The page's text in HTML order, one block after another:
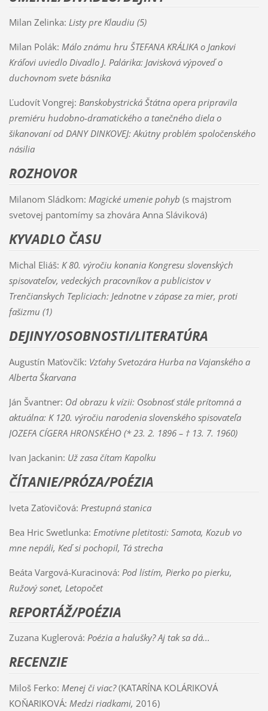
Milan Zelinka: Listy pre Klaudiu (5)
Milan Polák: Málo známu hru ŠTEFANA KRÁLIKA o Jankovi
Kráľovi uviedlo Divadlo J. Palárika: Javisková výpoveď o
duchovnom svete básnika
Ľudovít Vongrej: Banskobystrická Štátna opera pripravila
premiéru hudobno-dramatického a tanečného diela o
šikanovaní od DANY DINKOVEJ: Akútny problém spoločenského
násilia
ROZHOVOR
Milanom Sládkom: Magické umenie pohyb (s majstrom
svetovej pantomímy sa zhovára Anna Sláviková)
KYVADLO ČASU
Michal Eliáš: K 80. výročiu konania Kongresu slovenských
spisovateľov, vedeckých pracovníkov a publicistov v
Trenčianskych Tepliciach: Jednotne v zápase za mier, proti
fašizmu (1)
DEJINY/OSOBNOSTI/LITERATÚRA
Augustín Maťovčík: Vzťahy Svetozára Hurba na Vajanského a
Alberta Škarvana
Ján Švantner: Od obrazu k vízii: Osobnosť stále prítomná a
aktuálna: K 120. výročiu narodenia slovenského spisovateľa
JOZEFA CÍGERA HRONSKÉHO (* 23. 2. 1896 – † 13. 7. 1960)
Ivan Jackanin: Už zasa čítam Kapolku
ČÍTANIE/PRÓZA/POÉZIA
Iveta Zaťovičová: Prestupná stanica
Bea Hric Swetlunka: Emotívne pletitosti: Samota, Kozub vo
mne nepáli, Keď si pochopil, Tá strecha
Beáta Vargová-Kuracinová: Pod lístím, Pierko po pierku,
Ružový sonet, Letopočet
REPORTÁŽ/POÉZIA
Zuzana Kuglerová: Poézia a halušky? Aj tak sa dá...
RECENZIE
Miloš Ferko: Menej či viac?(KATARÍNA KOLÁRIKOVÁ
KOŇARIKOVÁ: Medzi riadkami, 2016)